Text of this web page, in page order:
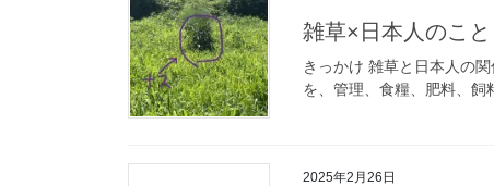
雑草×日本人のこと
きっかけ 雑草と日本人の
を、管理、食糧、肥料、
2025年2月26日